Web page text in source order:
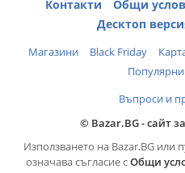
Контакти Общи
Десктоп
Магазини Black Friday
Въпроси и
© Bazar.BG - сайт
Използването на Bazar.BG или
означава съгласие сОбщи